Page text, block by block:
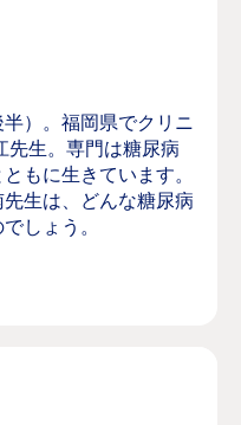
）。福岡県でクリニ
先生。専門は糖尿病
もに生きています。
生は、どんな糖尿病
しょう。